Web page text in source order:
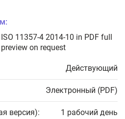
11357-4 2014-10 in PDF full
on request
Действующий
Электронный (PDF)
версия): 1 рабочий день